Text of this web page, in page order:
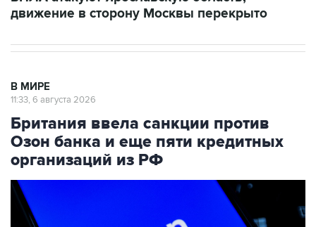
движение в сторону Москвы перекрыто
В МИРЕ
11:33, 6 августа 2026
Британия ввела санкции против
Озон банка и еще пяти кредитных
организаций из РФ